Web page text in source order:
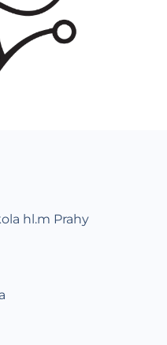
hl.m Prahy